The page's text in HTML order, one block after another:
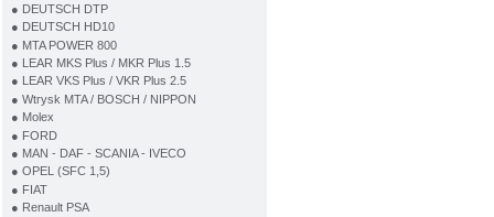
● DEUTSCH DTP
● DEUTSCH HD10
● MTA POWER 800
● LEAR MKS Plus / MKR Plus 1.5
● LEAR VKS Plus / VKR Plus 2.5
● Wtrysk MTA / BOSCH / NIPPON
● Molex
● FORD
● MAN - DAF - SCANIA - IVECO
● OPEL (SFC 1,5)
● FIAT
● Renault PSA